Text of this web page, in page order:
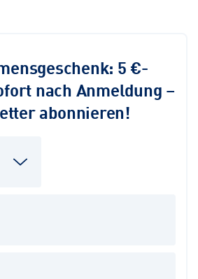
5 €-
nach Anmeldung –
abonnieren!